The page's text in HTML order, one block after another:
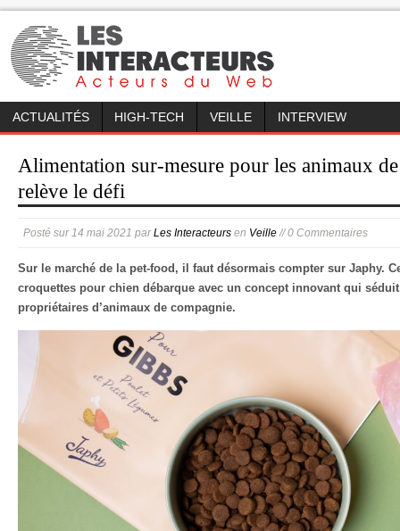
ACTUALITÉS HIGH-TECH VEILLE INTERVIEW
Alimentation sur-mesure pour les animaux
relève le défi
Posté sur14 mai 2021 parLes Interacteurs en Veille// 0 Commentaires
Sur le marché de la pet-food, il faut désormais compter sur Japhy.
croquettes pour chien débarque avec un concept innovant qui
propriétaires d’animaux de compagnie.